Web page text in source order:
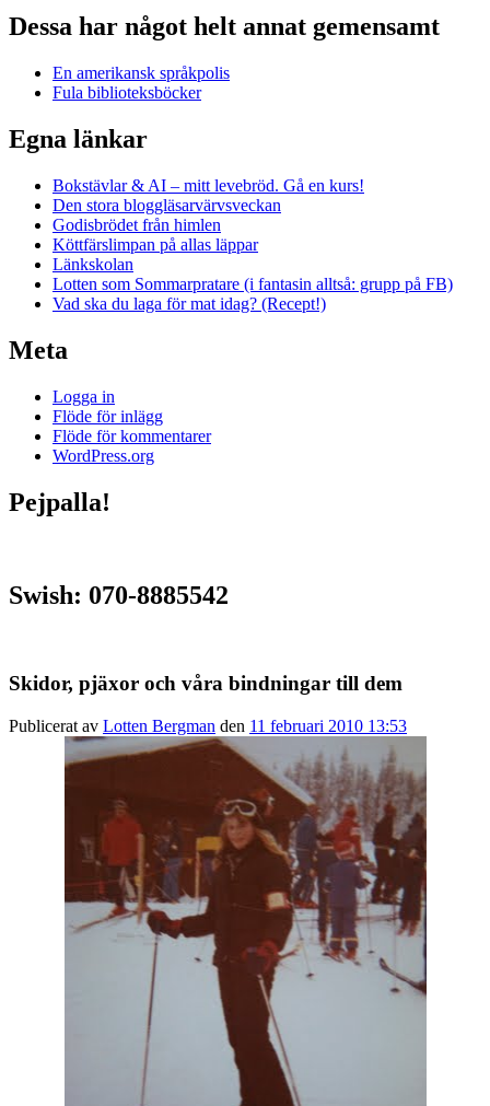
Dessa har något helt annat gemensamt
En amerikansk språkpolis
Fula biblioteksböcker
Egna länkar
Bokstävlar & AI – mitt levebröd. Gå en kurs!
Den stora bloggläsarvärvsveckan
Godisbrödet från himlen
Köttfärslimpan på allas läppar
Länkskolan
Lotten som Sommarpratare (i fantasin alltså: grupp på FB)
Vad ska du laga för mat idag? (Recept!)
Meta
Logga in
Flöde för inlägg
Flöde för kommentarer
WordPress.org
Pejpalla!
Swish: 070-8885542
Skidor, pjäxor och våra bindningar till dem
Publicerat av Lotten Bergman den 11 februari 2010 13:53